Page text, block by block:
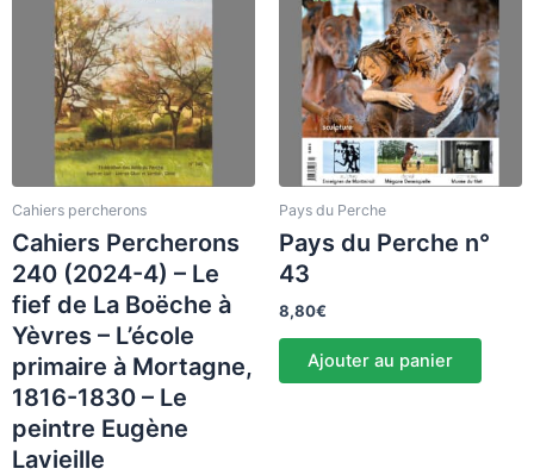
Cahiers percherons
Cahiers Percherons
240 (2024-4) – Le
fief de La Boëche à
Yèvres – L’école
primaire à Mortagne,
1816-1830 – Le
peintre Eugène
Lavieille
Pays du Perche
Pays du Perche n°
43
8,80€
Ajouter au panier